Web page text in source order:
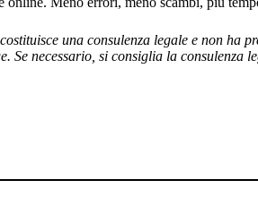
una consulenza legale e non ha
Se necessario, si consiglia la consulenza